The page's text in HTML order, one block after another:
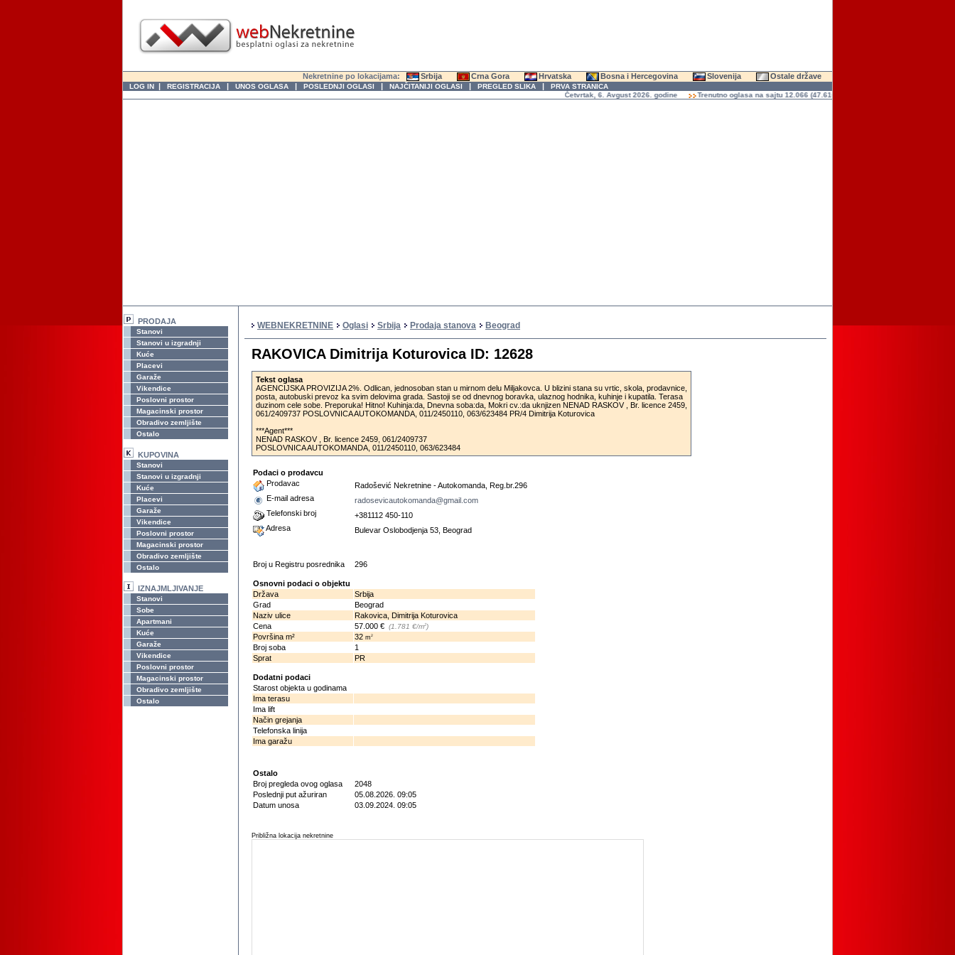
Nekretnine po lokacijama: Srbija Crna Gora Hrvatska Bosna i Hercegovina Slovenija Ostale države
LOG IN | REGISTRACIJA | UNOS OGLASA | POSLEDNJI OGLASI | NAJČITANIJI OGLASI | PREGLED SLIKA | PRVA STRANICA
Četvrtak, 6. Avgust 2026. godine
Trenutno oglasa na sajtu 12.066 (47.616 slika)
PRODAJA
Stanovi
Stanovi u izgradnji
Kuće
Placevi
Garaže
Vikendice
Poslovni prostor
Magacinski prostor
Obradivo zemljište
Ostalo
KUPOVINA
Stanovi
Stanovi u izgradnji
Kuće
Placevi
Garaže
Vikendice
Poslovni prostor
Magacinski prostor
Obradivo zemljište
Ostalo
IZNAJMLJIVANJE
Stanovi
Sobe
Apartmani
Kuće
Garaže
Vikendice
Poslovni prostor
Magacinski prostor
Obradivo zemljište
Ostalo
WEBNEKRETNINE Oglasi Srbija Prodaja stanova Beograd
RAKOVICA Dimitrija Koturovica ID: 12628
Tekst oglasa
AGENCIJSKA PROVIZIJA 2%. Odlican, jednosoban stan u mirnom delu Miljakovca. U blizini stana su vrtic, skola, prodavnice,
posta, autobuski prevoz ka svim delovima grada. Sastoji se od dnevnog boravka, ulaznog hodnika, kuhinje i kupatila. Terasa
duzinom cele sobe. Preporuka! Hitno! Kuhinja:da, Dnevna soba:da, Mokri cv.:da uknjizen NENAD RASKOV , Br. licence 2459,
061/2409737 POSLOVNICA AUTOKOMANDA, 011/2450110, 063/623484 PR/4 Dimitrija Koturovica
***Agent***
NENAD RASKOV , Br. licence 2459, 061/2409737
POSLOVNICA AUTOKOMANDA, 011/2450110, 063/623484
Podaci o prodavcu
Prodavac
Radošević Nekretnine - Autokomanda, Reg.br.296
E-mail adresa
radosevicautokomanda@gmail.com
Telefonski broj
+381112 450-110
Adresa
Bulevar Oslobodjenja 53, Beograd
Broj u Registru posrednika 296
Osnovni podaci o objektu
Država
Srbija
Grad
Beograd
Naziv ulice
Rakovica, Dimitrija Koturovica
Cena
57.000 € (1.781 €/m2)
Površina m² 32 m2
Broj soba
1
Sprat
PR
Dodatni podaci
Starost objekta u godinama
Ima terasu
Ima lift
Način grejanja
Telefonska linija
Ima garažu
Ostalo
Broj pregleda ovog oglasa
2048
Poslednji put ažuriran
05.08.2026. 09:05
Datum unosa
03.09.2024. 09:05
Približna lokacija nekretnine